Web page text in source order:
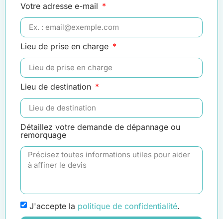
Votre adresse e-mail
Lieu de prise en charge
Lieu de destination
Détaillez votre demande de dépannage ou
remorquage
J'accepte la politique de confidentialité.